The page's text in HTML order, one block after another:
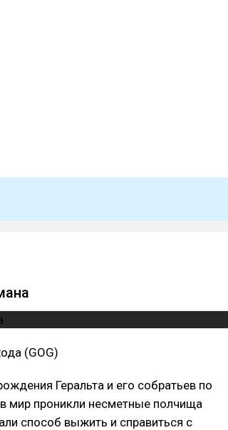
(GOG)
Геральта и его собратьев по
мир проникли несметные полчища
способ выжить и справиться с